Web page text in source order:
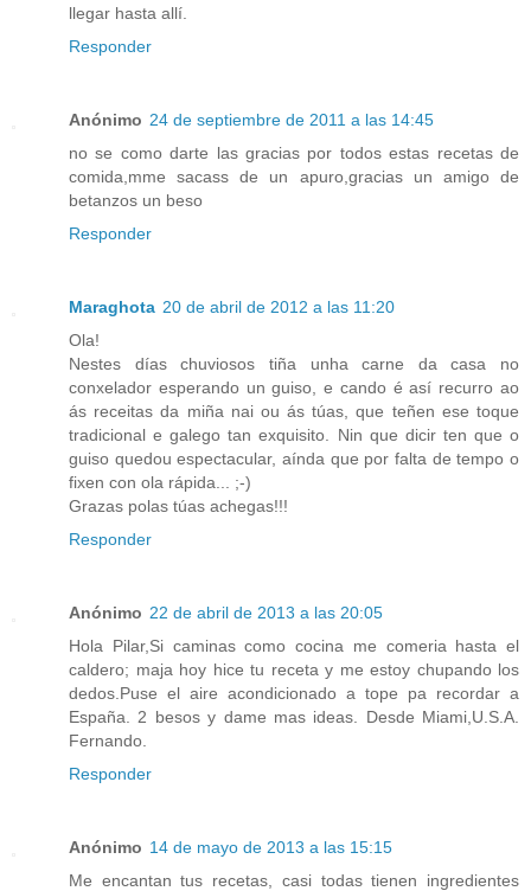
llegar hasta allí.
Responder
Anónimo 24 de septiembre de 2011 a las 14:45
no se como darte las gracias por todos estas recetas de
comida,mme sacass de un apuro,gracias un amigo de
betanzos un beso
Responder
Maraghota 20 de abril de 2012 a las 11:20
Ola!
Nestes días chuviosos tiña unha carne da casa no
conxelador esperando un guiso, e cando é así recurro ao
ás receitas da miña nai ou ás túas, que teñen ese toque
tradicional e galego tan exquisito. Nin que dicir ten que o
guiso quedou espectacular, aínda que por falta de tempo o
fixen con ola rápida... ;-)
Grazas polas túas achegas!!!
Responder
Anónimo 22 de abril de 2013 a las 20:05
Hola Pilar,Si caminas como cocina me comeria hasta el
caldero; maja hoy hice tu receta y me estoy chupando los
dedos.Puse el aire acondicionado a tope pa recordar a
España. 2 besos y dame mas ideas. Desde Miami,U.S.A.
Fernando.
Responder
Anónimo 14 de mayo de 2013 a las 15:15
Me encantan tus recetas, casi todas tienen ingredientes